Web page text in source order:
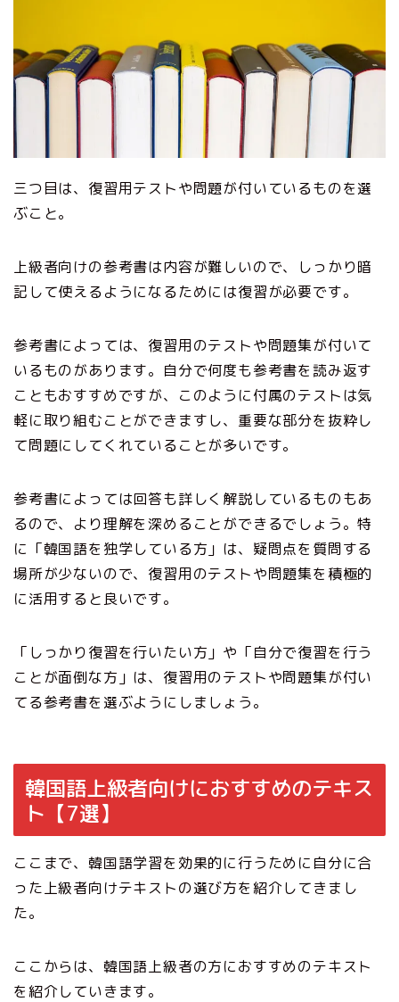
三つ目は、復習用テストや問題が付いているものを選
ぶこと。
上級者向けの参考書は内容が難しいので、しっかり暗
記して使えるようになるためには復習が必要です。
参考書によっては、復習用のテストや問題集が付いて
いるものがあります。自分で何度も参考書を読み返す
こともおすすめですが、このように付属のテストは気
軽に取り組むことができますし、重要な部分を抜粋し
て問題にしてくれていることが多いです。
参考書によっては回答も詳しく解説しているものもあ
るので、より理解を深めることができるでしょう。特
に「韓国語を独学している方」は、疑問点を質問する
場所が少ないので、復習用のテストや問題集を積極的
に活用すると良いです。
「しっかり復習を行いたい方」や「自分で復習を行う
ことが面倒な方」は、復習用のテストや問題集が付い
てる参考書を選ぶようにしましょう。
韓国語上級者向けにおすすめのテキス
ト【7選】
ここまで、韓国語学習を効果的に行うために自分に合
った上級者向けテキストの選び方を紹介してきまし
た。
ここからは、韓国語上級者の方におすすめのテキスト
を紹介していきます。